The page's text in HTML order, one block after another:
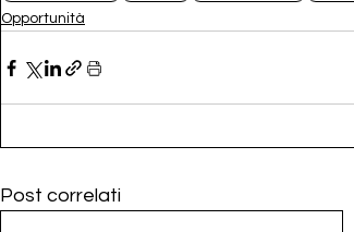
Opportunità
Post correlati